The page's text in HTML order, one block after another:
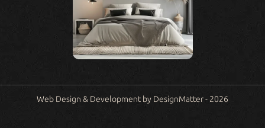
Web Design & Development by DesignMatter - 2026